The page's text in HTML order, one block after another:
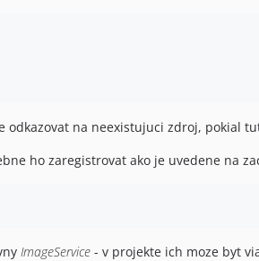
na neexistujuci zdroj, pokial
ho zaregistrovat ako je uvedene na
ImageService - v projekte ich moze byt